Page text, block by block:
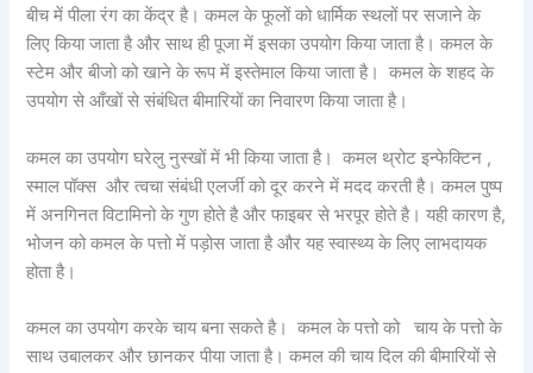
बीच में पीला रंग का केंद्र है। कमल के फूलों को धार्मिक स्थलों पर सजाने के
लिए किया जाता है और साथ ही पूजा में इसका उपयोग किया जाता है। कमल के
स्टेम और बीजो को खाने के रूप में इस्तेमाल किया जाता है। कमल के शहद के
उपयोग से आँखों से संबंधित बीमारियों का निवारण किया जाता है।
कमल का उपयोग घरेलु नुस्खों में भी किया जाता है। कमल थ्रोट इन्फेक्टिन ,
स्माल पॉक्स और त्वचा संबंधी एलर्जी को दूर करने में मदद करती है। कमल पुष्प
में अनगिनत विटामिनो के गुण होते है और फाइबर से भरपूर होते है। यही कारण है,
भोजन को कमल के पत्तो में पड़ोस जाता है और यह स्वास्थ्य के लिए लाभदायक
होता है।
कमल का उपयोग करके चाय बना सकते है। कमल के पत्तो को चाय के पत्तो के
साथ उबालकर और छानकर पीया जाता है। कमल की चाय दिल की बीमारियों से